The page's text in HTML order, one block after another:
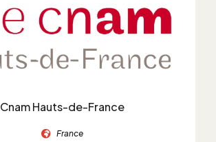
Cnam Hauts-de-France
France